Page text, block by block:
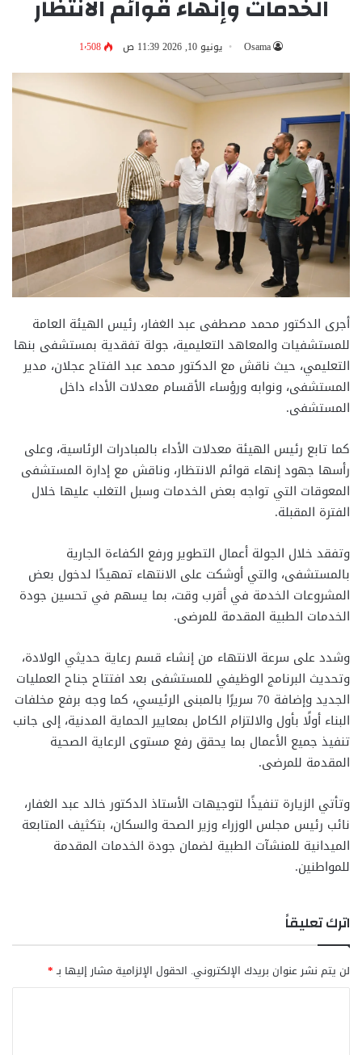
الخدمات وإنهاء قوائم الانتظار
Osama يونيو 10, 2026 11:39 ص 1٬508
أجرى الدكتور محمد مصطفى عبد الغفار، رئيس الهيئة العامة
للمستشفيات والمعاهد التعليمية، جولة تفقدية بمستشفى بنها
التعليمي، حيث ناقش مع الدكتور محمد عبد الفتاح عجلان، مدير
المستشفى، ونوابه ورؤساء الأقسام معدلات الأداء داخل
المستشفى.
كما تابع رئيس الهيئة معدلات الأداء بالمبادرات الرئاسية، وعلى
رأسها جهود إنهاء قوائم الانتظار، وناقش مع إدارة المستشفى
المعوقات التي تواجه بعض الخدمات وسبل التغلب عليها خلال
الفترة المقبلة.
وتفقد خلال الجولة أعمال التطوير ورفع الكفاءة الجارية
بالمستشفى، والتي أوشكت على الانتهاء تمهيدًا لدخول بعض
المشروعات الخدمة في أقرب وقت، بما يسهم في تحسين جودة
الخدمات الطبية المقدمة للمرضى.
وشدد على سرعة الانتهاء من إنشاء قسم رعاية حديثي الولادة،
وتحديث البرنامج الوظيفي للمستشفى بعد افتتاح جناح العمليات
الجديد وإضافة 70 سريرًا بالمبنى الرئيسي، كما وجه برفع مخلفات
البناء أولًا بأول والالتزام الكامل بمعايير الحماية المدنية، إلى جانب
تنفيذ جميع الأعمال بما يحقق رفع مستوى الرعاية الصحية
المقدمة للمرضى.
وتأتي الزيارة تنفيذًا لتوجيهات الأستاذ الدكتور خالد عبد الغفار،
نائب رئيس مجلس الوزراء وزير الصحة والسكان، بتكثيف المتابعة
الميدانية للمنشآت الطبية لضمان جودة الخدمات المقدمة
للمواطنين.
اترك تعليقاً
لن يتم نشر عنوان بريدك الإلكتروني. الحقول الإلزامية مشار إليها بـ*